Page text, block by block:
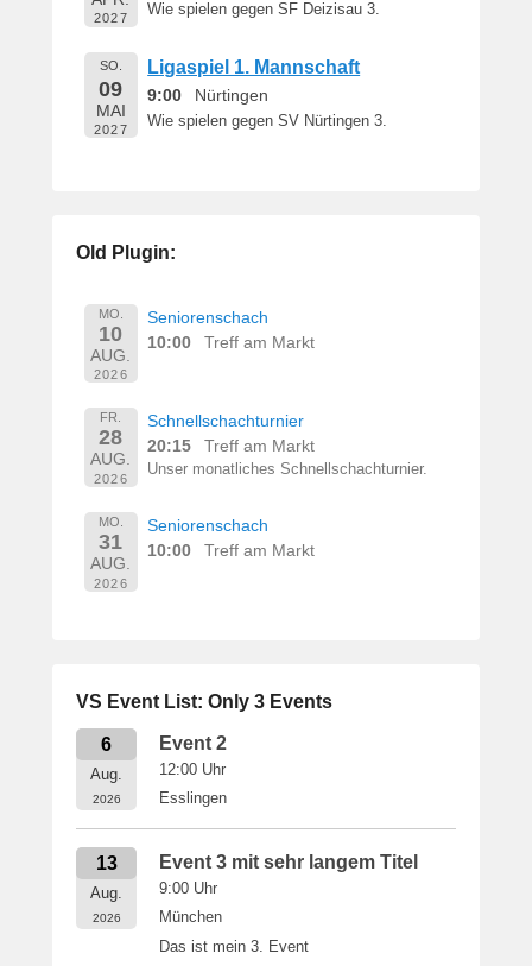
2027
Wie spielen gegen SF Deizisau 3.
SO.
09
MAI
2027
Ligaspiel 1. Mannschaft
9:00 Nürtingen
Wie spielen gegen SV Nürtingen 3.
Old Plugin:
MO.
10
AUG.
2026
Seniorenschach
10:00
Treff am Markt
FR.
28
AUG.
2026
Schnellschachturnier
20:15
Treff am Markt
Unser monatliches Schnellschachturnier.
MO.
31
AUG.
2026
Seniorenschach
10:00
Treff am Markt
VS Event List: Only 3 Events
6
Aug.
2026
Event 2
12:00 Uhr
Esslingen
13
Aug.
2026
Event 3 mit sehr langem Titel
9:00 Uhr
München
Das ist mein 3. Event